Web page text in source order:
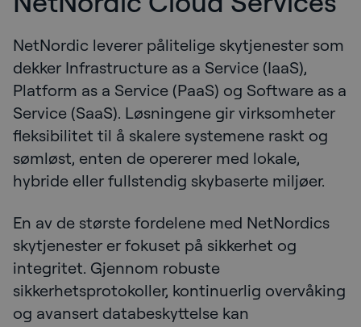
NetNordic leverer pålitelige skytjenester som
dekker Infrastructure as a Service (IaaS),
Platform as a Service (PaaS) og Software as a
Service (SaaS). Løsningene gir virksomheter
fleksibilitet til å skalere systemene raskt og
sømløst, enten de opererer med lokale,
hybride eller fullstendig skybaserte miljøer.
En av de største fordelene med NetNordics
skytjenester er fokuset på sikkerhet og
integritet. Gjennom robuste
sikkerhetsprotokoller, kontinuerlig overvåking
og avansert databeskyttelse kan